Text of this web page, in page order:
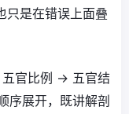
只是在错误上面叠
官比例 → 五官结
展开，既讲解剖